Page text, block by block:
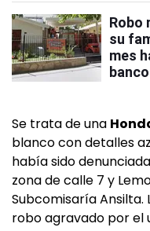
Robo
su
mes
banco
Se trata de una
blanco con detalles
había sido
zona de calle 7 y
Subcomisaría
robo agravado por el